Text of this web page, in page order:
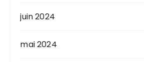
juin 2024
mai 2024